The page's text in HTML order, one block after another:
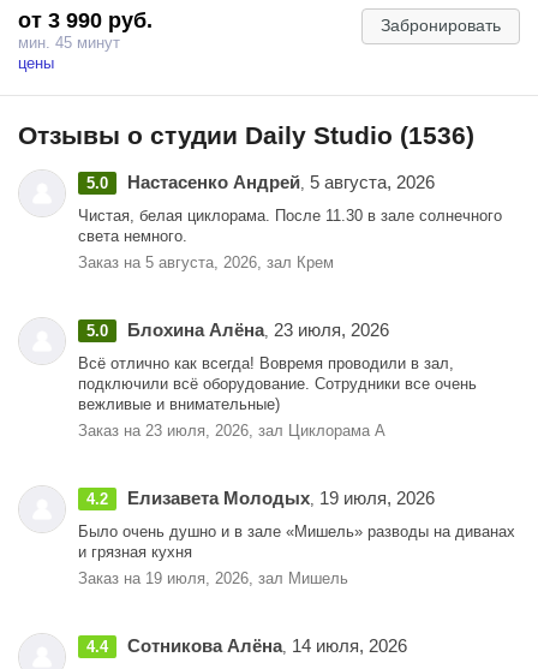
- AI-ретушь: все фото - в двух вариантах обработки;
- цветные бумажные фоны;
- доп. реквизит.
Мы используем систему, в которой ваши личные кадры видны
человеческого вмешательства.
Продолжительность съемки составляет 55 минут, из которых 10
минут отводятся на технический инструктаж по залу.
от 3 990 руб.
мин. 45 минут
цены
Забронировать
Отзывы о студии Daily Studio (1536)
5.0 Настасенко Андрей, 5 августа, 2026
Чистая, белая циклорама. После 11.30 в зале солнечного
света немного.
Заказ на 5 августа, 2026, зал Крем
5.0 Блохина Алёна, 23 июля, 2026
Всё отлично как всегда! Вовремя проводили в зал,
подключили всё оборудование. Сотрудники все очень
вежливые и внимательные)
Заказ на 23 июля, 2026, зал Циклорама А
4.2 Елизавета Молодых, 19 июля, 2026
Было очень душно и в зале «Мишель» разводы на диванах
и грязная кухня
Заказ на 19 июля, 2026, зал Мишель
4.4 Сотникова Алёна, 14 июля, 2026